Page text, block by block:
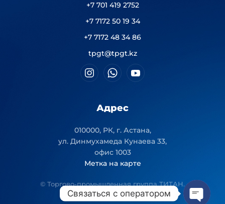
+7 701 419 2752
+7 7172 50 19 34
+7 7172 48 34 86
tpgt@tpgt.kz
Адрес
010000, РК, г. Астана,
ул. Динмухамеда Кунаева 33,
офис 1003
Метка на карте
© Торгово-промышленная группа ТИТАН.
Связаться с оператором